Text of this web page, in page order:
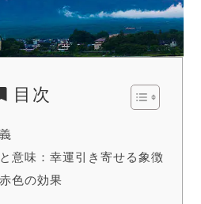
目次
意味：幸運引き寄せる象徴
色の効果